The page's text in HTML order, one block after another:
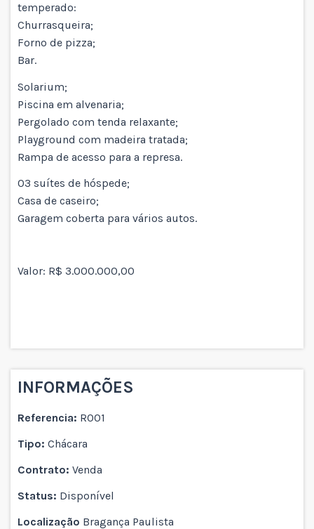
temperado:
Churrasqueira;
Forno de pizza;
Bar.
Solarium;
Piscina em alvenaria;
Pergolado com tenda relaxante;
Playground com madeira tratada;
Rampa de acesso para a represa.
03 suítes de hóspede;
Casa de caseiro;
Garagem coberta para vários autos.
Valor: R$ 3.000.000,00
INFORMAÇÕES
Referencia: R001
Tipo: Chácara
Contrato: Venda
Status: Disponível
Localização Bragança Paulista